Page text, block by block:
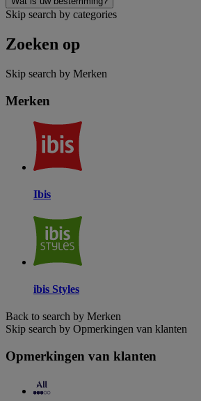
Skip search by categories
Zoeken op
Skip search by Merken
Merken
Ibis
ibis Styles
Back to search by Merken
Skip search by Opmerkingen van klanten
Opmerkingen van klanten